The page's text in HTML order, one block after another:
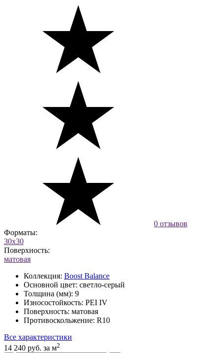
0 отзывов
Форматы:
30x30
Поверхность:
матовая
Коллекция: Boost Balance
Основной цвет: светло-серый
Толщина (мм): 9
Износостойкость: PEI IV
Поверхность: матовая
Противоскольжение: R10
Все характеристики
14 240 руб. за м2